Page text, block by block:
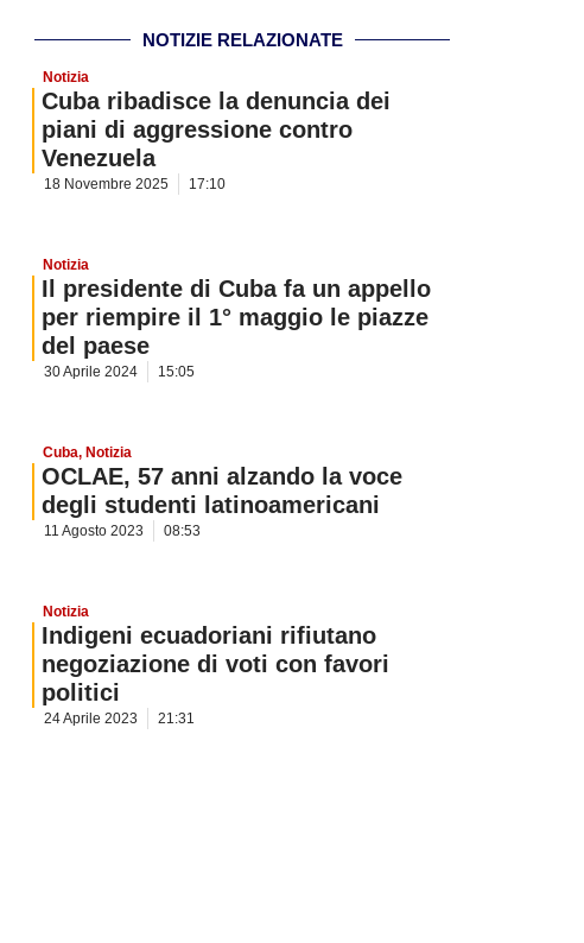
NOTIZIE RELAZIONATE
Notizia
Cuba ribadisce la denuncia dei
piani di aggressione contro
Venezuela
18 Novembre 2025 17:10
Notizia
Il presidente di Cuba fa un appello
per riempire il 1° maggio le piazze
del paese
30 Aprile 2024 15:05
Cuba, Notizia
OCLAE, 57 anni alzando la voce
degli studenti latinoamericani
11 Agosto 2023 08:53
Notizia
Indigeni ecuadoriani rifiutano
negoziazione di voti con favori
politici
24 Aprile 2023 21:31